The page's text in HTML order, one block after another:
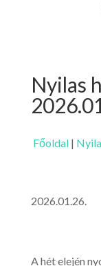
Nyilas
Főoldal|
2026.01.26.
A hét elején